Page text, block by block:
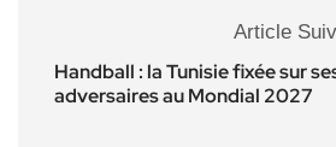
Article
Handball : la Tunisie fixée sur
adversaires au Mondial 2027